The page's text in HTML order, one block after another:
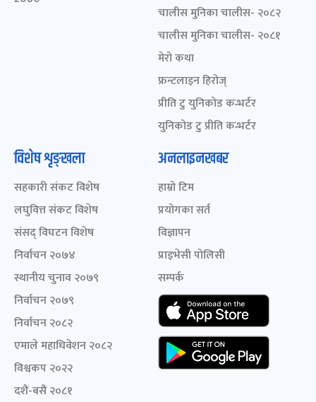
चालीस मुनिका चालीस- २०८२
चालीस मुनिका चालीस- २०८१
मेरो कथा
फ्रन्टलाइन हिरोज्
प्रीति टु युनिकोड कन्भर्टर
युनिकोड टु प्रीति कन्भर्टर
विशेष शृङ्खला
सहकारी संकट विशेष
लघुवित्त संकट विशेष
संसद् विघटन विशेष
निर्वाचन २०७४
स्थानीय चुनाव २०७९
निर्वाचन २०७९
निर्वाचन २०८२
एमाले महाधिवेशन २०८२
विश्वकप २०२२
दशैं-बसैं २०८१
अनलाइनखबर
हाम्रो टिम
प्रयोगका सर्त
विज्ञापन
प्राइभेसी पोलिसी
सम्पर्क